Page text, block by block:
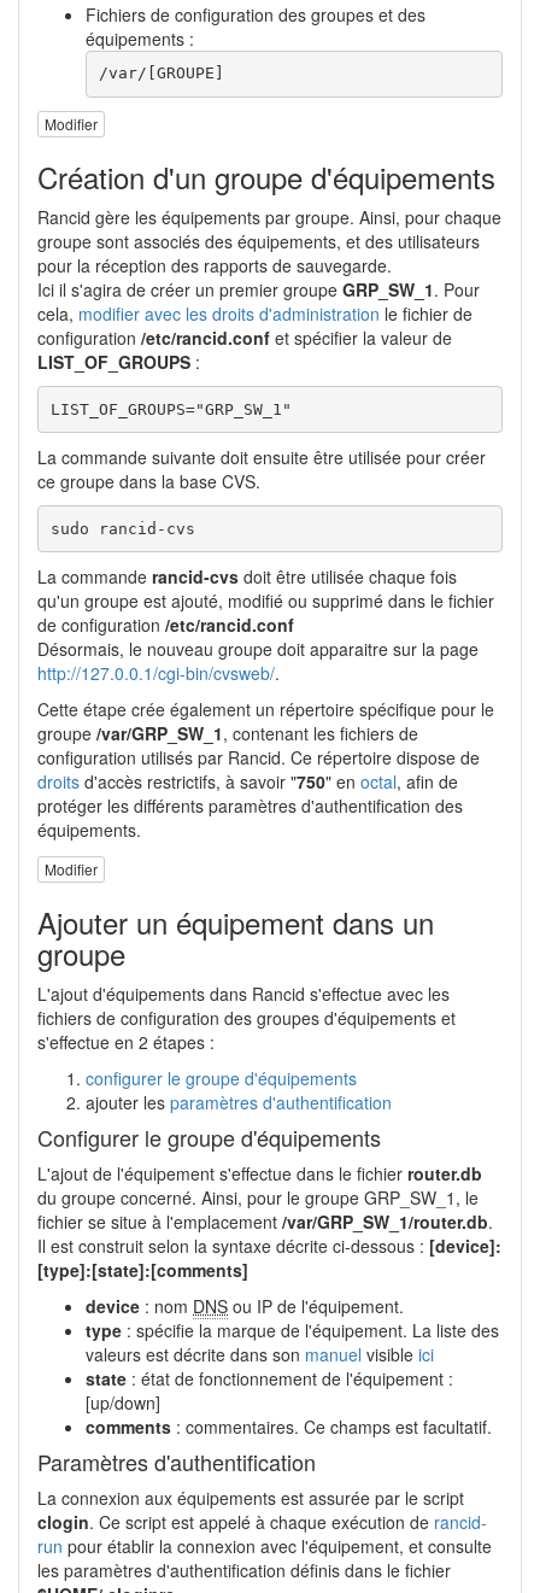
Fichiers de configuration des groupes et des
équipements :
/var/[GROUPE]
Modifier
Création d'un groupe d'équipements
Rancid gère les équipements par groupe. Ainsi, pour chaque
groupe sont associés des équipements, et des utilisateurs
pour la réception des rapports de sauvegarde.
Ici il s'agira de créer un premier groupe GRP_SW_1. Pour
cela, modifier avec les droits d'administration le fichier de
configuration /etc/rancid.conf et spécifier la valeur de
LIST_OF_GROUPS :
LIST_OF_GROUPS="GRP_SW_1"
La commande suivante doit ensuite être utilisée pour créer
ce groupe dans la base CVS.
sudo rancid-cvs
La commande rancid-cvs doit être utilisée chaque fois
qu'un groupe est ajouté, modifié ou supprimé dans le fichier
de configuration /etc/rancid.conf
Désormais, le nouveau groupe doit apparaitre sur la page
http://127.0.0.1/cgi-bin/cvsweb/.
Cette étape crée également un répertoire spécifique pour le
groupe /var/GRP_SW_1, contenant les fichiers de
configuration utilisés par Rancid. Ce répertoire dispose de
droits d'accès restrictifs, à savoir "750" en octal, afin de
protéger les différents paramètres d'authentification des
équipements.
Modifier
Ajouter un équipement dans un
groupe
L'ajout d'équipements dans Rancid s'effectue avec les
fichiers de configuration des groupes d'équipements et
s'effectue en 2 étapes :
configurer le groupe d'équipements
ajouter les paramètres d'authentification
Configurer le groupe d'équipements
L'ajout de l'équipement s'effectue dans le fichier router.db
du groupe concerné. Ainsi, pour le groupe GRP_SW_1, le
fichier se situe à l'emplacement /var/GRP_SW_1/router.db.
Il est construit selon la syntaxe décrite ci-dessous : [device]:
[type]:[state]:[comments]
device : nom DNS ou IP de l'équipement.
type : spécifie la marque de l'équipement. La liste des
valeurs est décrite dans son manuel visible ici
state : état de fonctionnement de l'équipement :
[up/down]
comments : commentaires. Ce champs est facultatif.
Paramètres d'authentification
La connexion aux équipements est assurée par le script
clogin. Ce script est appelé à chaque exécution de rancid-
run pour établir la connexion avec l'équipement, et consulte
les paramètres d'authentification définis dans le fichier